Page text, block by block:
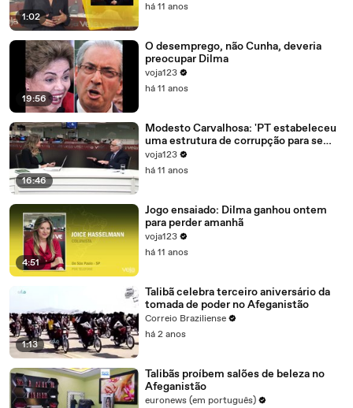
1:02
há 11 anos
19:56
O desemprego, não Cunha, deveria
preocupar Dilma
voja123
há 11 anos
16:46
Modesto Carvalhosa: 'PT estabeleceu
uma estrutura de corrupção para se
manter no poder'
voja123
há 11 anos
4:51
Jogo ensaiado: Dilma ganhou ontem
para perder amanhã
voja123
há 11 anos
1:13
Talibã celebra terceiro aniversário da
tomada de poder no Afeganistão
Correio Braziliense
há 2 anos
Talibãs proíbem salões de beleza no
Afeganistão
euronews (em português)